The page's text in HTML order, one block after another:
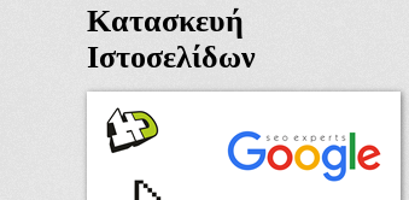
Κατασκευή
Ιστοσελίδων